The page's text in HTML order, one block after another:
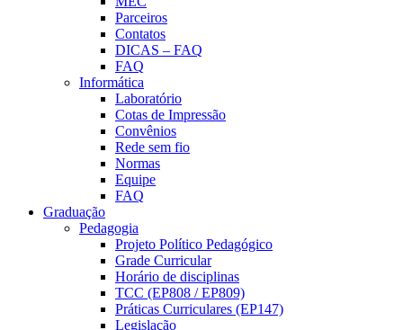
Parceiros
Contatos
DICAS – FAQ
FAQ
Informática
Laboratório
Cotas de Impressão
Convênios
Rede sem fio
Normas
Equipe
FAQ
Graduação
Pedagogia
Projeto Político Pedagógico
Grade Curricular
Horário de disciplinas
TCC (EP808 / EP809)
Práticas Curriculares (EP147)
Legislação